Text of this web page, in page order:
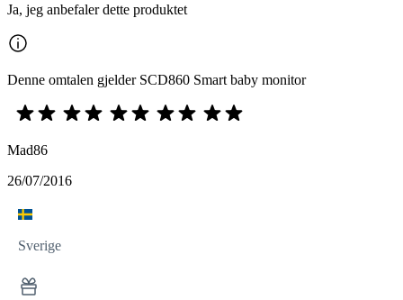
Ja, jeg anbefaler dette produktet
Denne omtalen gjelder SCD860 Smart baby monitor
Mad86
26/07/2016
Sverige